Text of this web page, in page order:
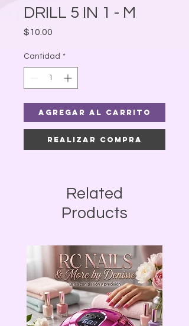
DRILL 5 IN 1 - M
$10.00
Cantidad *
Agregar al carrito
Realizar compra
Related
Products